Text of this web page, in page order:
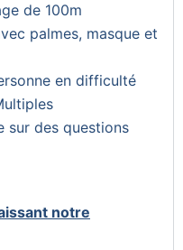
de 100m
palmes, masque et
en difficulté
sur des questions
notre